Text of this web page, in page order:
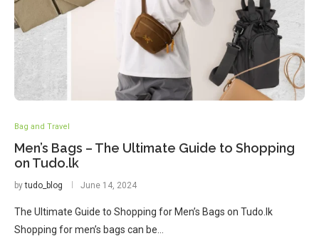
Bag and Travel
Men’s Bags – The Ultimate Guide to Shopping
on Tudo.lk
bytudo_blog June 14, 2024
The Ultimate Guide to Shopping for Men’s Bags on Tudo.lk
Shopping for men’s bags can be…